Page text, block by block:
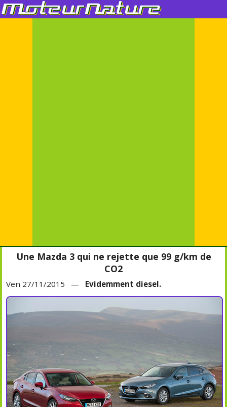
Une Mazda 3 qui ne rejette que 99 g/km de
CO2
Ven 27/11/2015 — Evidemment diesel.